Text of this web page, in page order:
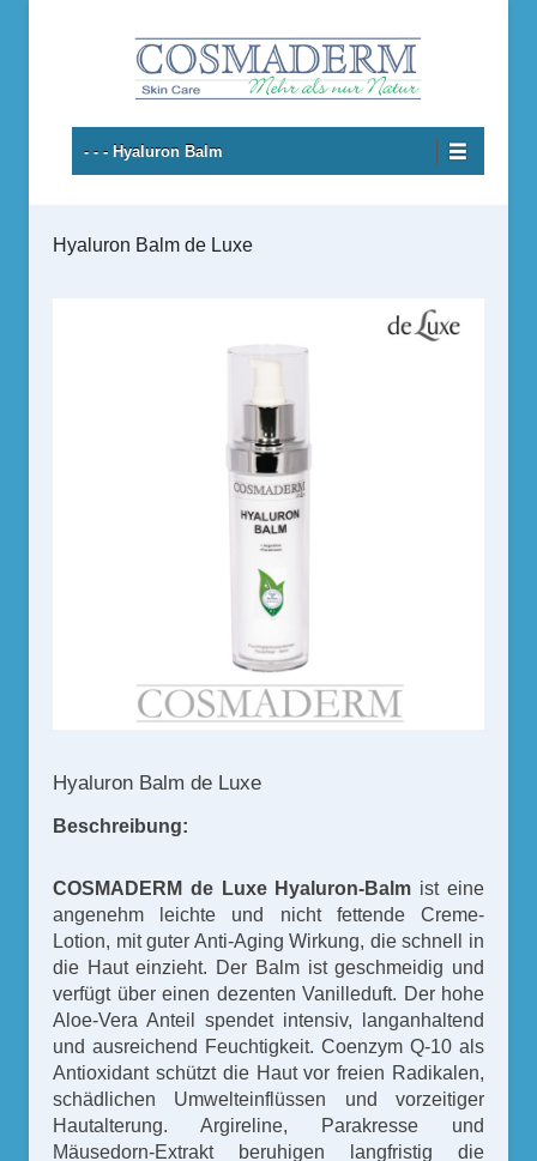
Cosmaderm – Skincare
Primäres Menü
Zum Inhalt wechseln
- - - Hyaluron Balm
Hyaluron Balm de Luxe
Hyaluron Balm de Luxe
Beschreibung:
COSMADERM de Luxe Hyaluron-Balm ist eine
angenehm leichte und nicht fettende Creme-
Lotion, mit guter Anti-Aging Wirkung, die schnell in
die Haut einzieht. Der Balm ist geschmeidig und
verfügt über einen dezenten Vanilleduft. Der hohe
Aloe-Vera Anteil spendet intensiv, langanhaltend
und ausreichend Feuchtigkeit. Coenzym Q-10 als
Antioxidant schützt die Haut vor freien Radikalen,
schädlichen Umwelteinflüssen und vorzeitiger
Hautalterung. Argireline, Parakresse und
Mäusedorn-Extrakt beruhigen langfristig die